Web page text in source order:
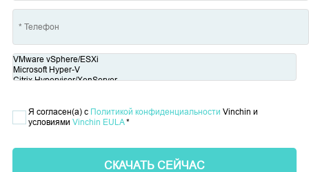
Я согласен(а) с Политикой конфиденциальности Vinchin и
условиями Vinchin EULA*
СКАЧАТЬ СЕЙЧАС